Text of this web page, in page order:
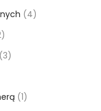
(4)
(3)
(1)